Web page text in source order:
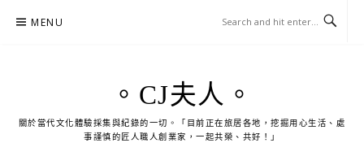
MENU
。CJ夫人。
關於當代文化體驗採集與紀錄的一切。「目前正在旅居各地，挖掘用心生活、處
事謹慎的匠人職人創業家，一起共榮、共好！」